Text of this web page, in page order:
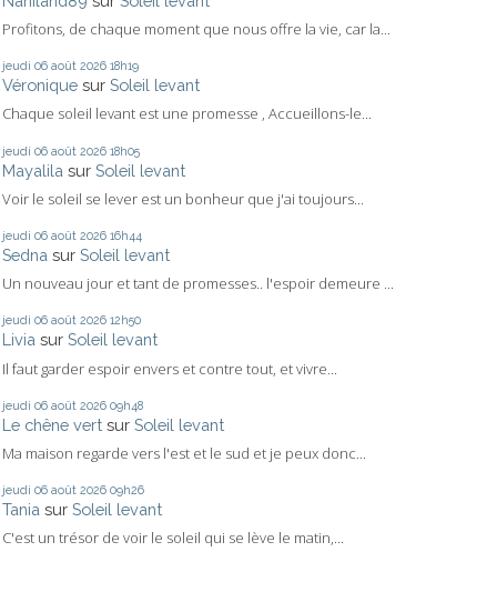
Profitons, de chaque moment que nous offre la vie, car la...
jeudi 06 août 2026 18h19
Véronique sur Soleil levant
Chaque soleil levant est une promesse , Accueillons-le...
jeudi 06 août 2026 18h05
Mayalila sur Soleil levant
Voir le soleil se lever est un bonheur que j'ai toujours...
jeudi 06 août 2026 16h44
Sedna sur Soleil levant
Un nouveau jour et tant de promesses.. l'espoir demeure ...
jeudi 06 août 2026 12h50
Livia sur Soleil levant
Il faut garder espoir envers et contre tout, et vivre...
jeudi 06 août 2026 09h48
Le chêne vert sur Soleil levant
Ma maison regarde vers l'est et le sud et je peux donc...
jeudi 06 août 2026 09h26
Tania sur Soleil levant
C'est un trésor de voir le soleil qui se lève le matin,...